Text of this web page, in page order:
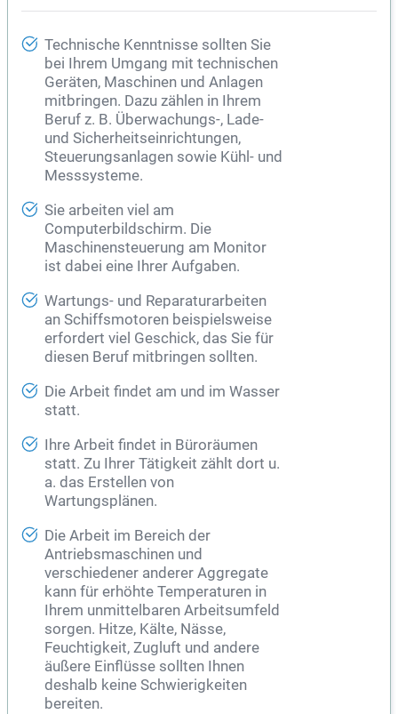
Technische Kenntnisse sollten Sie
bei Ihrem Umgang mit technischen
Geräten, Maschinen und Anlagen
mitbringen. Dazu zählen in Ihrem
Beruf z. B. Überwachungs-, Lade-
und Sicherheitseinrichtungen,
Steuerungsanlagen sowie Kühl- und
Messsysteme.
Sie arbeiten viel am
Computerbildschirm. Die
Maschinensteuerung am Monitor
ist dabei eine Ihrer Aufgaben.
Wartungs- und Reparaturarbeiten
an Schiffsmotoren beispielsweise
erfordert viel Geschick, das Sie für
diesen Beruf mitbringen sollten.
Die Arbeit findet am und im Wasser
statt.
Ihre Arbeit findet in Büroräumen
statt. Zu Ihrer Tätigkeit zählt dort u.
a. das Erstellen von
Wartungsplänen.
Die Arbeit im Bereich der
Antriebsmaschinen und
verschiedener anderer Aggregate
kann für erhöhte Temperaturen in
Ihrem unmittelbaren Arbeitsumfeld
sorgen. Hitze, Kälte, Nässe,
Feuchtigkeit, Zugluft und andere
äußere Einflüsse sollten Ihnen
deshalb keine Schwierigkeiten
bereiten.